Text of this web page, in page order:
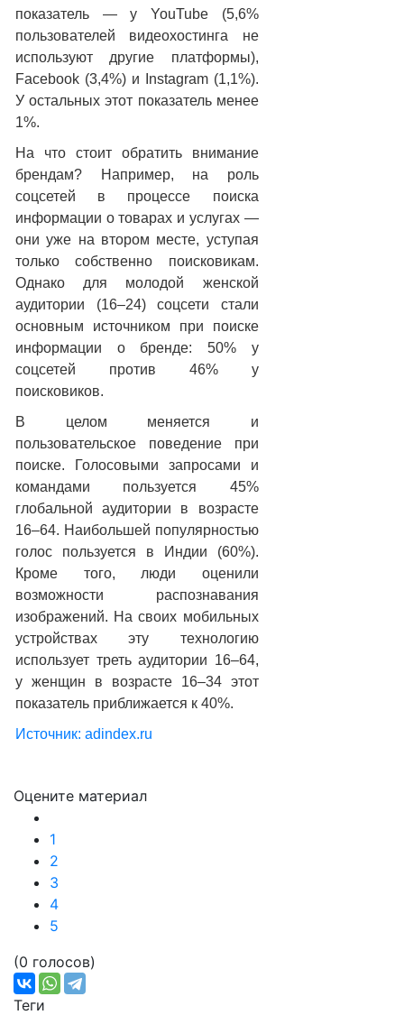
показатель — у YouTube (5,6%
пользователей видеохостинга не
используют другие платформы),
Facebook (3,4%) и Instagram (1,1%).
У остальных этот показатель менее
1%.
https://adindex.ru/news/researches/2020/
На что стоит обратить внимание
брендам? Например, на роль
соцсетей в процессе поиска
информации о товарах и услугах —
они уже на втором месте, уступая
только собственно поисковикам.
Однако для молодой женской
аудитории (16–24) соцсети стали
основным источником при поиске
информации о бренде: 50% у
соцсетей против 46% у
поисковиков.
В целом меняется и
пользовательское поведение при
поиске. Голосовыми запросами и
командами пользуется 45%
глобальной аудитории в возрасте
16–64. Наибольшей популярностью
голос пользуется в Индии (60%).
Кроме того, люди оценили
возможности распознавания
изображений. На своих мобильных
устройствах эту технологию
использует треть аудитории 16–64,
у женщин в возрасте 16–34 этот
показатель приближается к 40%.
Источник: adindex.ru
Подробнее: https://adindex.ru/news/researches/2020/07/
Подробнее:
Оцените материал
1
2
3
4
5
(0 голосов)
Теги